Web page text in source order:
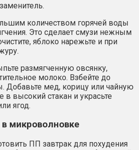
количеством горячей воды
Это сделает смузи нежным
яблоко нарежьте и при
размягченную овсянку,
молоко. Взбейте до
Добавьте мед, корицу или чайную
в высокий стакан и украсьте
ягод.
микроволновке
ПП завтрак для похудения